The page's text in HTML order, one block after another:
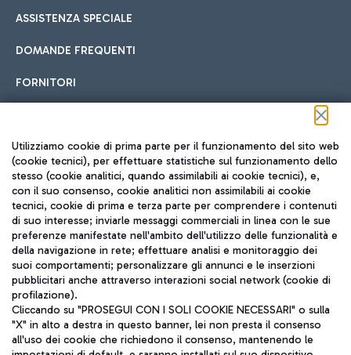
ASSISTENZA SPECIALE
DOMANDE FREQUENTI
FORNITORI
Seguici sui social
TRAVEL JOURNAL
ITA
Utilizziamo cookie di prima parte per il funzionamento del sito web
(cookie tecnici), per effettuare statistiche sul funzionamento dello
stesso (cookie analitici, quando assimilabili ai cookie tecnici), e,
con il suo consenso, cookie analitici non assimilabili ai cookie
tecnici, cookie di prima e terza parte per comprendere i contenuti
di suo interesse; inviarle messaggi commerciali in linea con le sue
preferenze manifestate nell'ambito dell'utilizzo delle funzionalità e
della navigazione in rete; effettuare analisi e monitoraggio dei
suoi comportamenti; personalizzare gli annunci e le inserzioni
pubblicitari anche attraverso interazioni social network (cookie di
profilazione).
Cliccando su "PROSEGUI CON I SOLI COOKIE NECESSARI" o sulla
"X" in alto a destra in questo banner, lei non presta il consenso
all'uso dei cookie che richiedono il consenso, mantenendo le